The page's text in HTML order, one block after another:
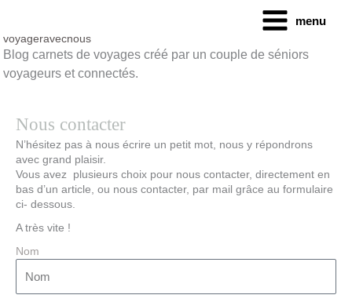
contenu
menu
voyageravecnous
Blog carnets de voyages créé par un couple de séniors
voyageurs et connectés.
Nous contacter
N’hésitez pas à nous écrire un petit mot, nous y répondrons
avec grand plaisir.
Vous avez plusieurs choix pour nous contacter, directement en
bas d’un article, ou nous contacter, par mail grâce au formulaire
ci- dessous.
A très vite !
Nom